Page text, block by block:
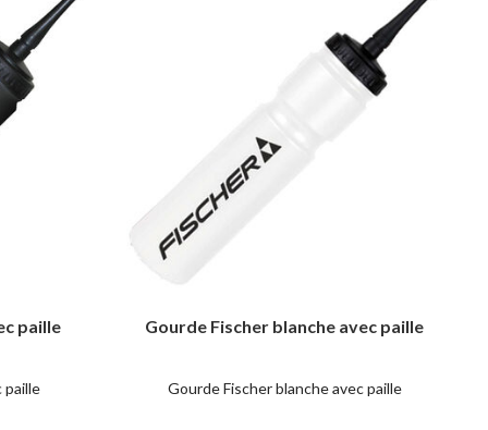
paille
paille
Gourde Fischer blanche avec paille
Gourde Fischer blanche avec paille